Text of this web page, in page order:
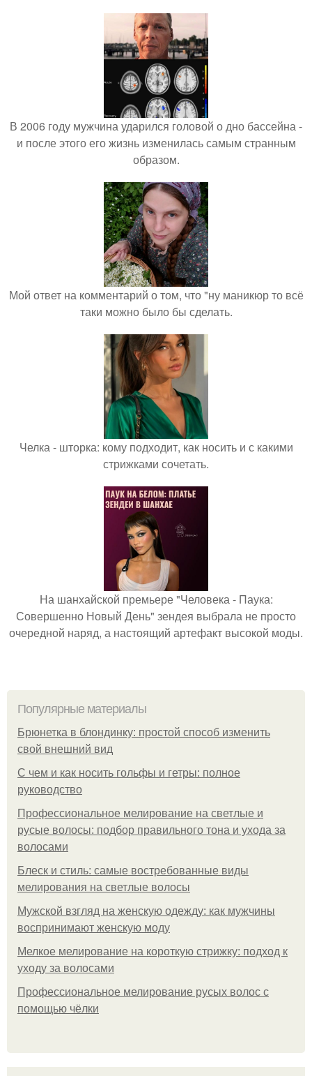
В 2006 году мужчина ударился головой о дно бассейна -
и после этого его жизнь изменилась самым странным
образом.
Мой ответ на комментарий о том, что "ну маникюр то всё
таки можно было бы сделать.
Челка - шторка: кому подходит, как носить и с какими
стрижками сочетать.
На шанхайской премьере "Человека - Паука:
Совершенно Новый День" зендея выбрала не просто
очередной наряд, а настоящий артефакт высокой моды.
Популярные материалы
Брюнетка в блондинку: простой способ изменить
свой внешний вид
С чем и как носить гольфы и гетры: полное
руководство
Профессиональное мелирование на светлые и
русые волосы: подбор правильного тона и ухода за
волосами
Блеск и стиль: самые востребованные виды
мелирования на светлые волосы
Мужской взгляд на женскую одежду: как мужчины
воспринимают женскую моду
Мелкое мелирование на короткую стрижку: подход к
уходу за волосами
Профессиональное мелирование русых волос с
помощью чёлки